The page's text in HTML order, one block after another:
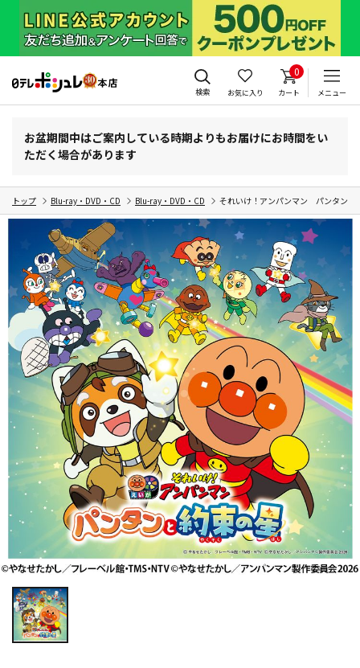
検索 お気に入り
0
カート メニュー
お盆期間中はご案内している時期よりもお届けにお時間をい
ただく場合があります
トップ Blu-ray・DVD・CD Blu-ray・DVD・CD それいけ！アンパンマン パンタンと